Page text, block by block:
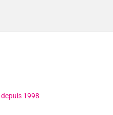
depuis 1998